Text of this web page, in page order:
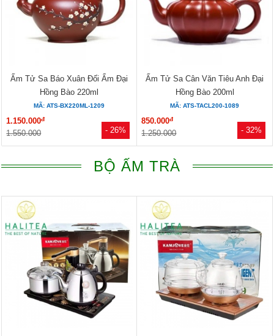
- 26%
Ấm Tử Sa Báo Xuân Đối Ẩm Đại
Hồng Bào 220ml
MÃ: ATS-BX220ML-1209
1.150.000đ
1.550.000 - 32%
Ấm Tử Sa Cân Văn Tiêu Anh Đại
Hồng Bào 200ml
MÃ: ATS-TACL200-1089
850.000đ
1.250.000
BỘ ẤM TRÀ